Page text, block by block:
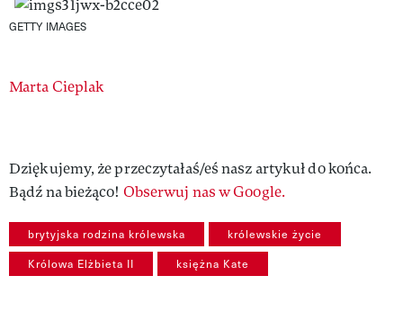
GETTY IMAGES
Authors
Marta Cieplak
Dziękujemy, że przeczytałaś/eś nasz artykuł do końca.
Bądź na bieżąco! Obserwuj nas w Google.
brytyjska rodzina królewska królewskie życie
Królowa Elżbieta II księżna Kate